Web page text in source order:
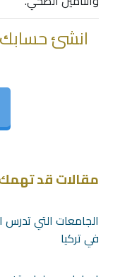
انشئ
مقالات قد
الجامعات التي تدرس
في تركيا